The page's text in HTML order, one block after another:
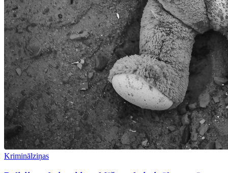
Kriminālziņas